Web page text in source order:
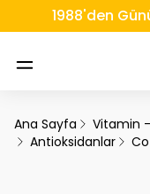
1988'den
Ana Sayfa
Vitamin
Antioksidanlar